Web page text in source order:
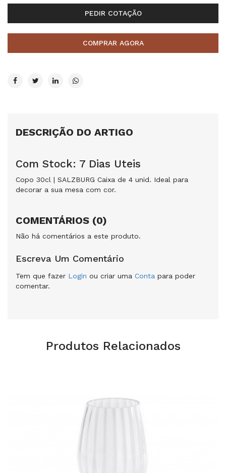
PEDIR COTAÇÃO
COMPRAR AGORA
DESCRIÇÃO DO ARTIGO
Com Stock: 7 Dias Uteis
Copo 30cl | SALZBURG Caixa de 4 unid. Ideal para
decorar a sua mesa com cor.
COMENTÁRIOS (0)
Não há comentários a este produto.
Escreva Um Comentário
Tem que fazer Login ou criar uma Conta para poder
comentar.
Produtos Relacionados